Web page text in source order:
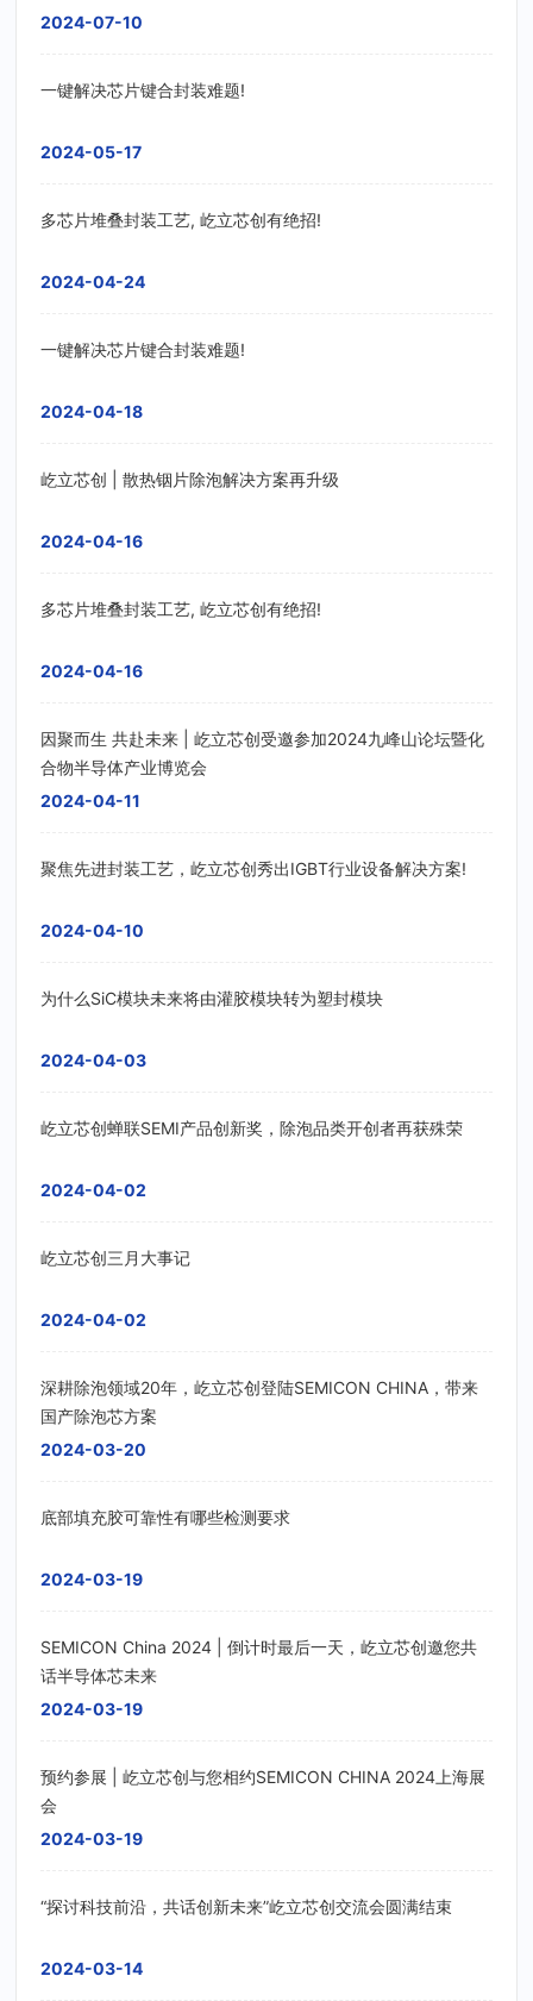
2024-07-10
一键解决芯片键合封装难题!
2024-05-17
多芯片堆叠封装工艺, 屹立芯创有绝招!
2024-04-24
一键解决芯片键合封装难题!
2024-04-18
屹立芯创 | 散热铟片除泡解决方案再升级
2024-04-16
多芯片堆叠封装工艺, 屹立芯创有绝招!
2024-04-16
因聚而生 共赴未来 | 屹立芯创受邀参加2024九峰山论坛暨化
合物半导体产业博览会
2024-04-11
聚焦先进封装工艺，屹立芯创秀出IGBT行业设备解决方案!
2024-04-10
为什么SiC模块未来将由灌胶模块转为塑封模块
2024-04-03
屹立芯创蝉联SEMI产品创新奖，除泡品类开创者再获殊荣
2024-04-02
屹立芯创三月大事记
2024-04-02
深耕除泡领域20年，屹立芯创登陆SEMICON CHINA，带来
国产除泡芯方案
2024-03-20
底部填充胶可靠性有哪些检测要求
2024-03-19
SEMICON China 2024 | 倒计时最后一天，屹立芯创邀您共
话半导体芯未来
2024-03-19
预约参展 | 屹立芯创与您相约SEMICON CHINA 2024上海展
会
2024-03-19
“探讨科技前沿，共话创新未来”屹立芯创交流会圆满结束
2024-03-14